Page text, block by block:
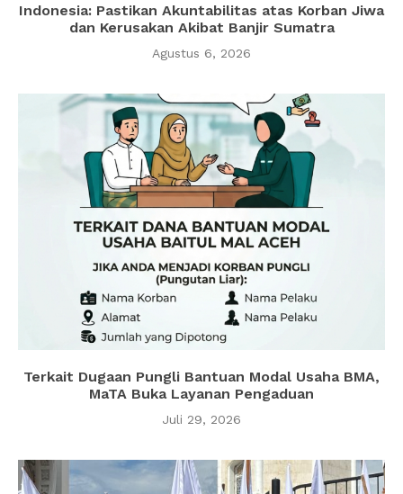
Indonesia: Pastikan Akuntabilitas atas Korban Jiwa
dan Kerusakan Akibat Banjir Sumatra
Agustus 6, 2026
Terkait Dugaan Pungli Bantuan Modal Usaha BMA,
MaTA Buka Layanan Pengaduan
Juli 29, 2026